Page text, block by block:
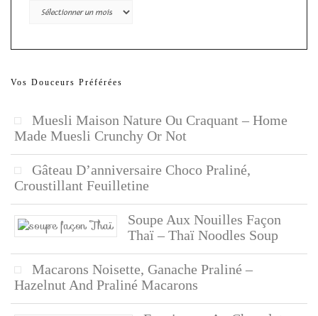
Archives
Vos Douceurs Préférées
Muesli Maison Nature Ou Craquant – Home
Made Muesli Crunchy Or Not
Gâteau D’anniversaire Choco Praliné,
Croustillant Feuilletine
Soupe Aux Nouilles Façon
Thaï – Thaï Noodles Soup
Macarons Noisette, Ganache Praliné –
Hazelnut And Praliné Macarons